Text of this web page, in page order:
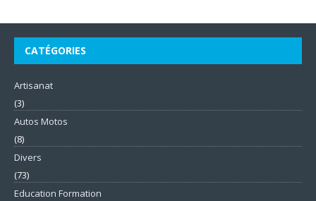
CATÉGORIES
Artisanat
(3)
Autos Motos
(8)
Divers
(73)
Education Formation